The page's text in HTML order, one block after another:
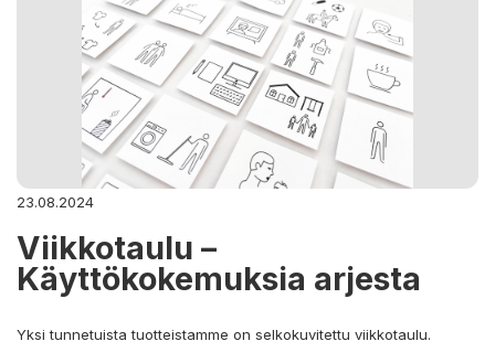
23.08.2024
Viikkotaulu –
Käyttökokemuksia arjesta
Yksi tunnetuista tuotteistamme on selkokuvitettu viikkotaulu.